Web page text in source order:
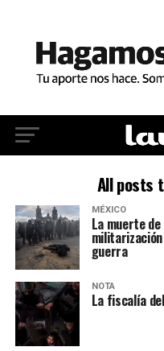
All posts
MÉXICO
La muerte
guerra
NOTA
La fiscalía